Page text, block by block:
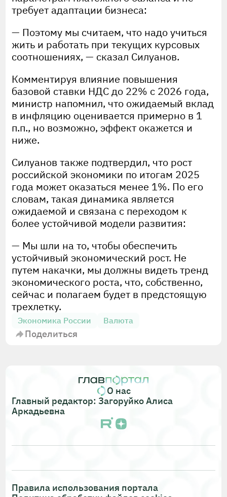
Экономика России Валюта
Поделиться
требует адаптации бизнеса:
— Поэтому мы считаем, что надо учиться
жить и работать при текущих курсовых
соотношениях, — сказал Силуанов.
Комментируя влияние повышения
базовой ставки НДС до 22% с 2026 года,
министр напомнил, что ожидаемый вклад
в инфляцию оценивается примерно в 1
п.п., но возможно, эффект окажется и
ниже.
Силуанов также подтвердил, что рост
российской экономики по итогам 2025
года может оказаться менее 1%. По его
словам, такая динамика является
ожидаемой и связана с переходом к
более устойчивой модели развития:
— Мы шли на то, чтобы обеспечить
устойчивый экономический рост. Не
путем накачки, мы должны видеть тренд
экономического роста, что, собственно,
сейчас и полагаем будет в предстоящую
трехлетку.
О нас
Главный редактор: Загоруйко Алиса
Аркадьевна
Правила использования портала